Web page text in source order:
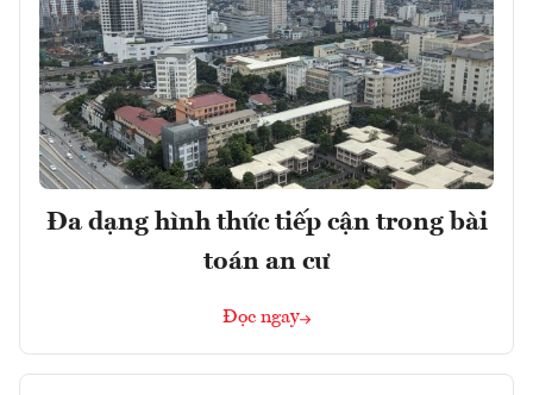
Đa dạng hình thức tiếp cận trong bài
toán an cư
Đọc ngay